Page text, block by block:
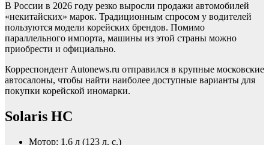
В России в 2026 году резко выросли продажи автомобилей
«некитайских» марок. Традиционным спросом у водителей
пользуются модели корейских брендов. Помимо
параллельного импорта, машины из этой страны можно
приобрести и официально.
Корреспондент Autonews.ru отправился в крупные московские
автосалоны, чтобы найти наиболее доступные варианты для
покупки корейской иномарки.
Solaris HC
Мотор: 1,6 л (123 л. с.)